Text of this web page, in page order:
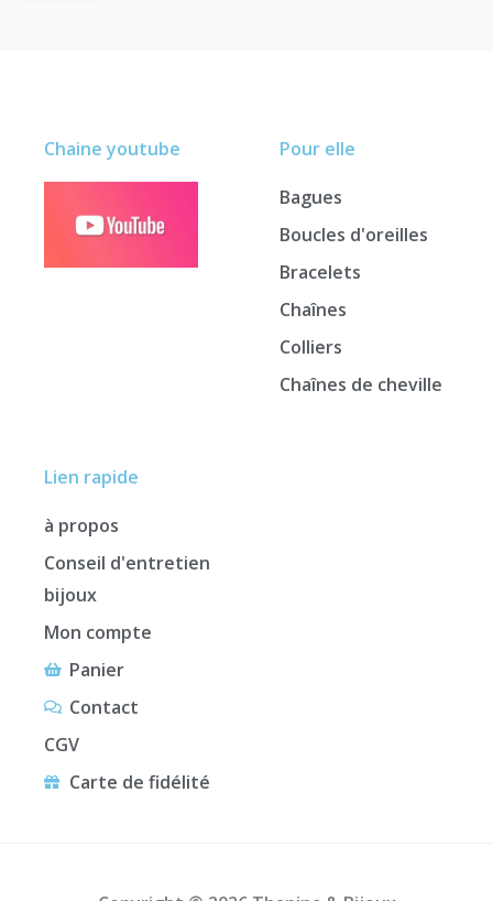
Lien rapide
à propos
Conseil d'entretien
bijoux
Mon compte
Panier
Contact
CGV
Carte de fidélité
Pour elle
Bagues
Boucles d'oreilles
Bracelets
Chaînes
Colliers
Chaînes de cheville
Chaine youtube